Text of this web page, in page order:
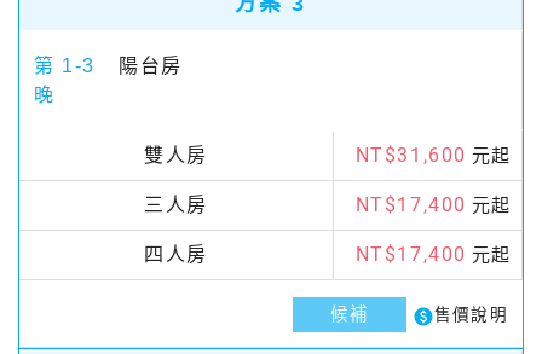
第 1-3
晚
陽台房
雙人房 NT$31,600 元起
三人房 NT$17,400 元起
四人房 NT$17,400 元起
候補 paid售價說明